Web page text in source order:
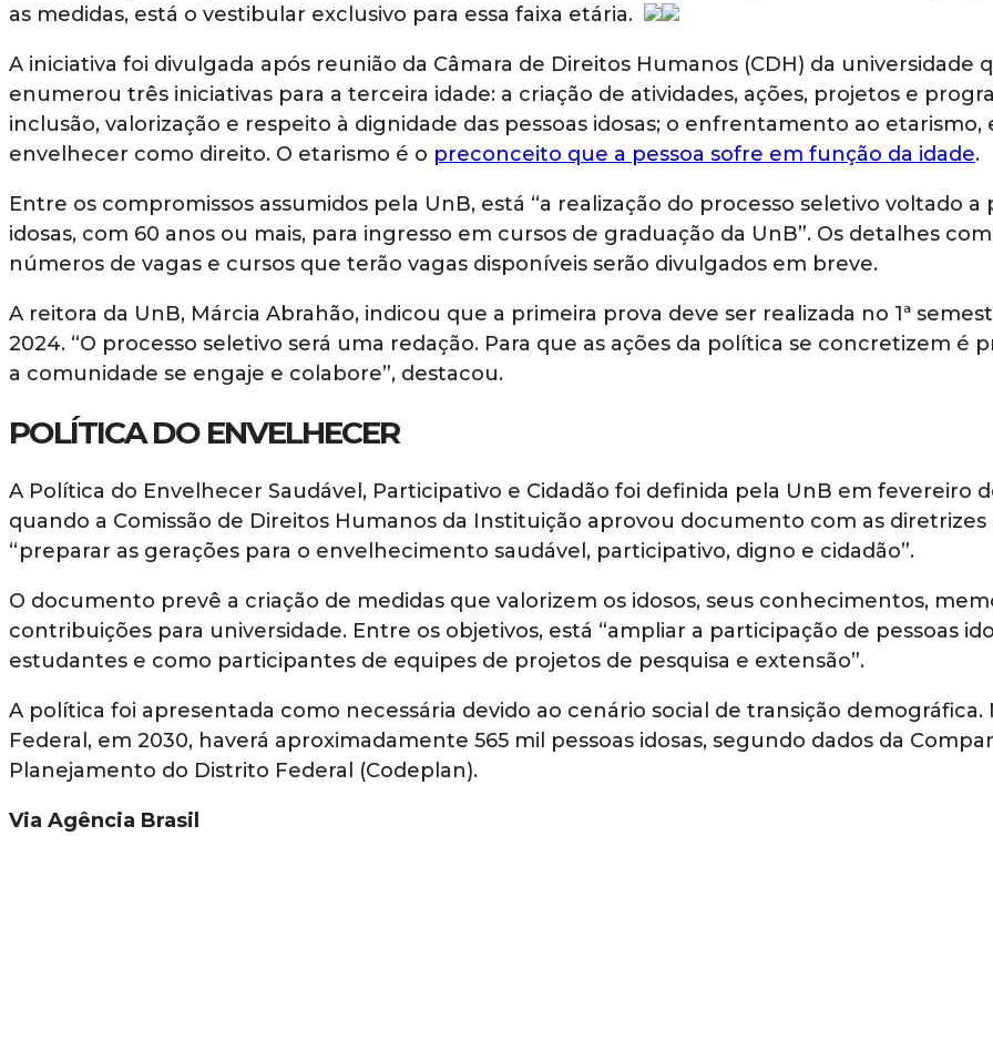
as medidas, está o vestibular exclusivo para essa faixa etária.
A iniciativa foi divulgada após reunião da Câmara de Direitos Humanos (CDH) da universidade
enumerou três iniciativas para a terceira idade: a criação de atividades, ações, projetos e
inclusão, valorização e respeito à dignidade das pessoas idosas; o enfrentamento ao etarismo,
envelhecer como direito. O etarismo é o preconceito que a pessoa sofre em função da idade.
Entre os compromissos assumidos pela UnB, está “a realização do processo seletivo voltado a
idosas, com 60 anos ou mais, para ingresso em cursos de graduação da UnB”. Os detalhes
números de vagas e cursos que terão vagas disponíveis serão divulgados em breve.
A reitora da UnB, Márcia Abrahão, indicou que a primeira prova deve ser realizada no 1ª
2024. “O processo seletivo será uma redação. Para que as ações da política se concretizem é
a comunidade se engaje e colabore”, destacou.
POLÍTICA DO ENVELHECER
A Política do Envelhecer Saudável, Participativo e Cidadão foi definida pela UnB em fevereiro
quando a Comissão de Direitos Humanos da Instituição aprovou documento com as diretrizes
“preparar as gerações para o envelhecimento saudável, participativo, digno e cidadão”.
O documento prevê a criação de medidas que valorizem os idosos, seus conhecimentos,
contribuições para universidade. Entre os objetivos, está “ampliar a participação de pessoas
estudantes e como participantes de equipes de projetos de pesquisa e extensão”.
A política foi apresentada como necessária devido ao cenário social de transição demográfica.
Federal, em 2030, haverá aproximadamente 565 mil pessoas idosas, segundo dados da
Planejamento do Distrito Federal (Codeplan).
Via Agência Brasil